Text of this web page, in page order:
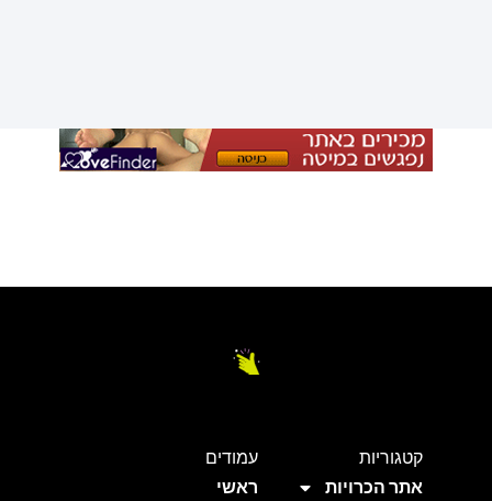
קטגוריות
אתר הכרויות
עמודים
ראשי